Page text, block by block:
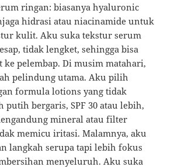
ringan: biasanya hyaluronic
hidrasi atau niacinamide untuk
kulit. Aku suka tekstur serum
tidak lengket, sehingga bisa
pelembap. Di musim matahari,
pelindung utama. Aku pilih
formula lotions yang tidak
putih bergaris, SPF 30 atau lebih,
mineral atau filter
memicu iritasi. Malamnya, aku
langkah serupa tapi lebih fokus
menyeluruh. Aku suka